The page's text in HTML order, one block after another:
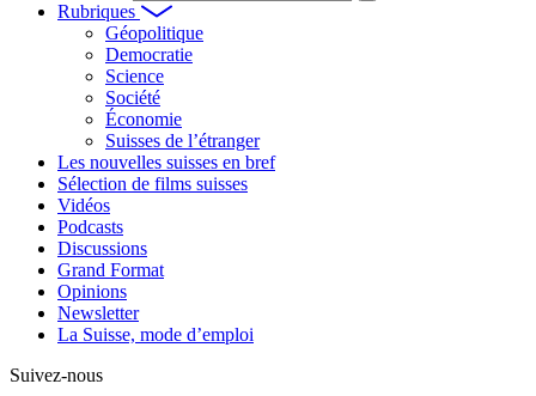
Rubriques
Géopolitique
Democratie
Science
Société
Économie
Suisses de l’étranger
Les nouvelles suisses en bref
Sélection de films suisses
Vidéos
Podcasts
Discussions
Grand Format
Opinions
Newsletter
La Suisse, mode d’emploi
Suivez-nous